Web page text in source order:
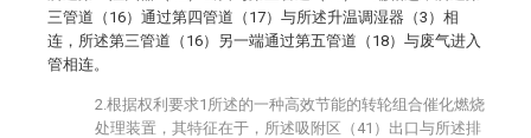
三管道（16）通过第四管道（17）与所述升温调湿器（3）相
连，所述第三管道（16）另一端通过第五管道（18）与废气进入
管相连。
2.根据权利要求1所述的一种高效节能的转轮组合催化燃烧
处理装置，其特征在于，所述吸附区（41）出口与所述排